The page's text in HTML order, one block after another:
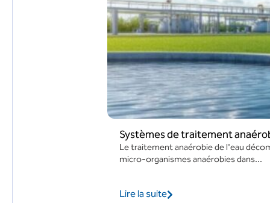
Systèmes de traitement
Le traitement anaérobie de l'eau
micro-organismes anaérobies dans...
Lire la suite